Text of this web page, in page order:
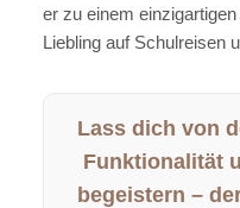
er zu einem
Liebling auf Schulreisen
Lass dich von
Funktionalität
begeistern –